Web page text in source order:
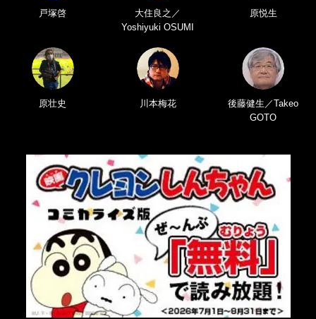
戸塚啓
大住良之／
Yoshiyuki OSUMI
原悦生
原壮史 川本梅花
後藤健生／Takeo
GOTO